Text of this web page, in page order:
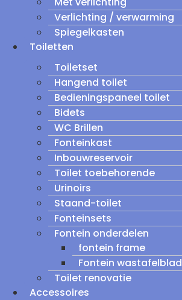
Verlichting / verwarming
Spiegelkasten
Toiletten
Toiletset
Hangend toilet
Bedieningspaneel toilet
Bidets
WC Brillen
Fonteinkast
Inbouwreservoir
Toilet toebehorende
Urinoirs
Staand-toilet
Fonteinsets
Fontein onderdelen
fontein frame
Fontein wastafelblad
Toilet renovatie
Accessoires